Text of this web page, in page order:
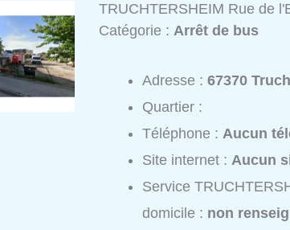
TRUCHTERSHEIM Rue de
Catégorie :Arrêt de bus
Adresse :67370
Quartier :
Téléphone : Aucun
Site internet : Aucun
Service
domicile : non